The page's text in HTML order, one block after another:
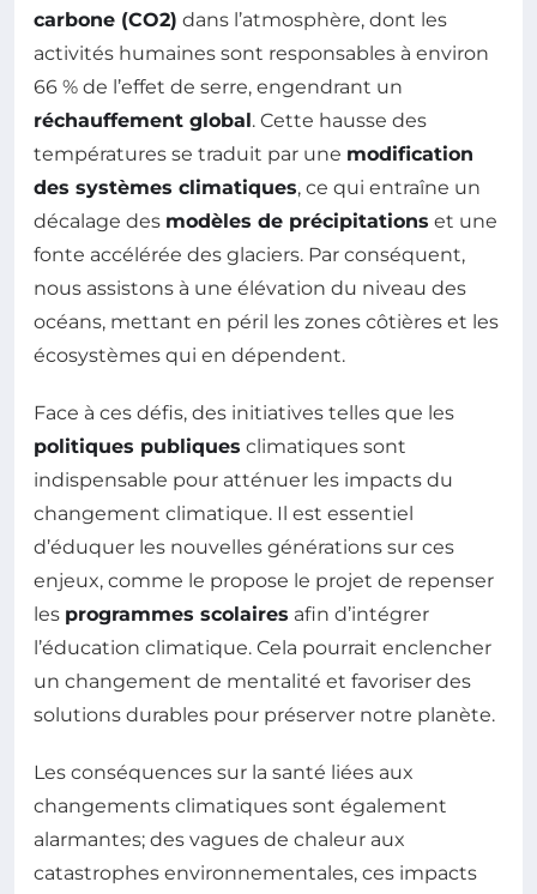
carbone (CO2) dans l’atmosphère, dont les
activités humaines sont responsables à environ
66 % de l’effet de serre, engendrant un
réchauffement global. Cette hausse des
températures se traduit par une modification
des systèmes climatiques, ce qui entraîne un
décalage des modèles de précipitations et une
fonte accélérée des glaciers. Par conséquent,
nous assistons à une élévation du niveau des
océans, mettant en péril les zones côtières et les
écosystèmes qui en dépendent.
Face à ces défis, des initiatives telles que les
politiques publiques climatiques sont
indispensable pour atténuer les impacts du
changement climatique. Il est essentiel
d’éduquer les nouvelles générations sur ces
enjeux, comme le propose le projet de repenser
les programmes scolaires afin d’intégrer
l’éducation climatique. Cela pourrait enclencher
un changement de mentalité et favoriser des
solutions durables pour préserver notre planète.
Les conséquences sur la santé liées aux
changements climatiques sont également
alarmantes; des vagues de chaleur aux
catastrophes environnementales, ces impacts